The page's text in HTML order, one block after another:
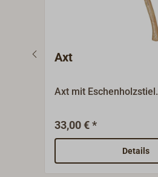
Axt
Axt mit Eschenholzstiel.
33,00 € *
Details